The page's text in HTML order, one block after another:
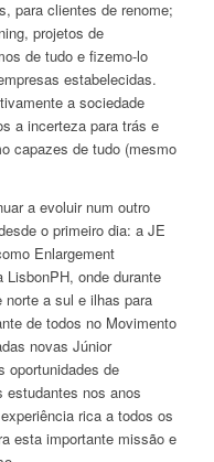
para clientes de renome;
projetos de
de tudo e fizemo-lo
estabelecidas.
a sociedade
a incerteza para trás e
capazes de tudo (mesmo
a evoluir num outro
o primeiro dia: a JE
Enlargement
LisbonPH, onde durante
a sul e ilhas para
de todos no Movimento
novas Júnior
oportunidades de
estudantes nos anos
rica a todos os
esta importante missão e